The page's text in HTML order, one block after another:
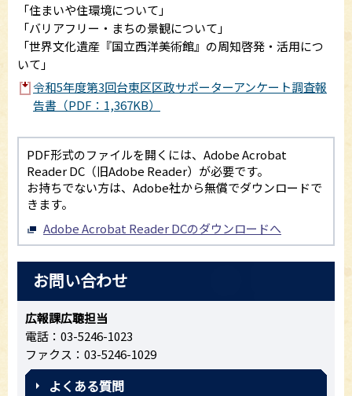
「住まいや住環境について」
「バリアフリー・まちの景観について」
「世界文化遺産『国立西洋美術館』の周知啓発・活用につ
いて」
令和5年度第3回台東区区政サポーターアンケート調査報
告書（PDF：1,367KB）
PDF形式のファイルを開くには、Adobe Acrobat
Reader DC（旧Adobe Reader）が必要です。
お持ちでない方は、Adobe社から無償でダウンロードで
きます。
Adobe Acrobat Reader DCのダウンロードへ
お問い合わせ
広報課広聴担当
電話：03-5246-1023
ファクス：03-5246-1029
よくある質問